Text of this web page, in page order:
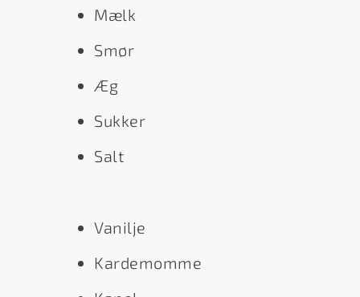
Mælk
Smør
Æg
Sukker
Salt
Vanilje
Kardemomme